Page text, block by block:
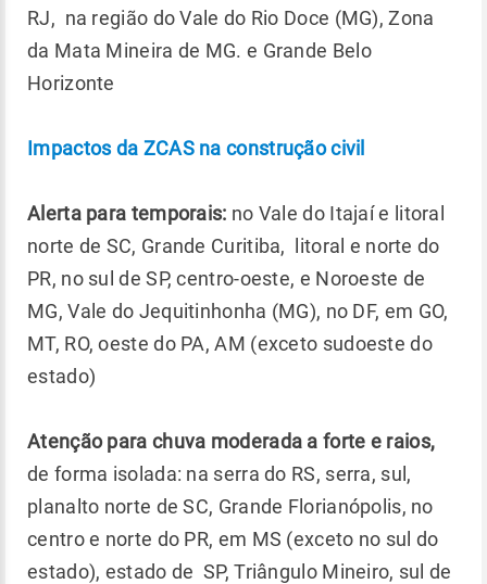
RJ, na região do Vale do Rio Doce (MG), Zona
da Mata Mineira de MG. e Grande Belo
Horizonte
Impactos da ZCAS na construção civil
Alerta para temporais: no Vale do Itajaí e litoral
norte de SC, Grande Curitiba, litoral e norte do
PR, no sul de SP, centro-oeste, e Noroeste de
MG, Vale do Jequitinhonha (MG), no DF, em GO,
MT, RO, oeste do PA, AM (exceto sudoeste do
estado)
Atenção para chuva moderada a forte e raios,
de forma isolada: na serra do RS, serra, sul,
planalto norte de SC, Grande Florianópolis, no
centro e norte do PR, em MS (exceto no sul do
estado), estado de SP, Triângulo Mineiro, sul de